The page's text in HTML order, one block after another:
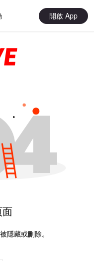
開啟 App
隱藏或刪除。